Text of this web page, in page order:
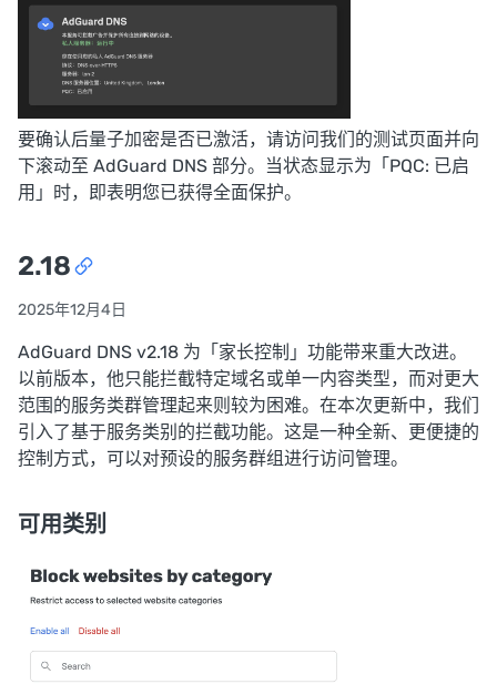
要确认后量子加密是否已激活，请访问我们的测试页面并向
下滚动至 AdGuard DNS 部分。当状态显示为「PQC: 已启
用」时，即表明您已获得全面保护。
2.18
2025年12月4日
AdGuard DNS v2.18 为「家长控制」功能带来重大改进。
以前版本，他只能拦截特定域名或单一内容类型，而对更大
范围的服务类群管理起来则较为困难。在本次更新中，我们
引入了基于服务类别的拦截功能。这是一种全新、更便捷的
控制方式，可以对预设的服务群组进行访问管理。
可用类别